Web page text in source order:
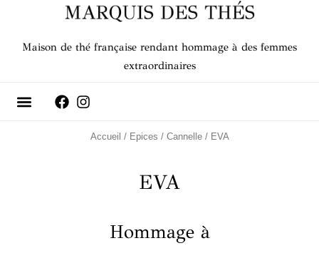
Maison de thé française rendant hommage à des femmes
extraordinaires
Accueil / Epices / Cannelle/ EVA
EVA
Hommage à